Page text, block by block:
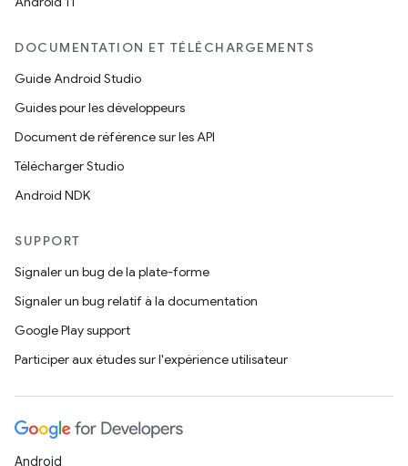
DOCUMENTATION ET TÉLÉCHARGEMENTS
Guide Android Studio
Guides pour les développeurs
Document de référence sur les API
Télécharger Studio
Android NDK
SUPPORT
Signaler un bug de la plate-forme
Signaler un bug relatif à la documentation
Google Play support
Participer aux études sur l'expérience utilisateur
Android